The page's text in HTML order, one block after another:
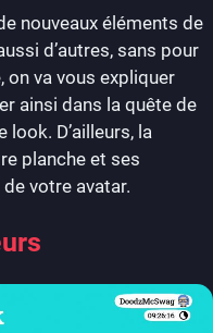
nouveaux éléments de
d’autres, sans pour
on va vous expliquer
ainsi dans la quête de
D’ailleurs, la
planche et ses
votre avatar.